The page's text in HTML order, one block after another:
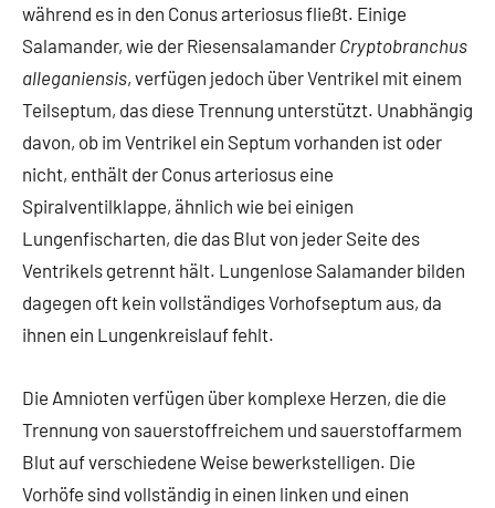
während es in den Conus arteriosus fließt. Einige
Salamander, wie der Riesensalamander Cryptobranchus
alleganiensis, verfügen jedoch über Ventrikel mit einem
Teilseptum, das diese Trennung unterstützt. Unabhängig
davon, ob im Ventrikel ein Septum vorhanden ist oder
nicht, enthält der Conus arteriosus eine
Spiralventilklappe, ähnlich wie bei einigen
Lungenfischarten, die das Blut von jeder Seite des
Ventrikels getrennt hält. Lungenlose Salamander bilden
dagegen oft kein vollständiges Vorhofseptum aus, da
ihnen ein Lungenkreislauf fehlt.
Die Amnioten verfügen über komplexe Herzen, die die
Trennung von sauerstoffreichem und sauerstoffarmem
Blut auf verschiedene Weise bewerkstelligen. Die
Vorhöfe sind vollständig in einen linken und einen